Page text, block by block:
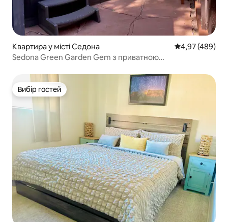
Квартира у місті Седона Середня
4,97 (489)
Sedona Green Garden Gem з приватною
Вибір гостей
Вибір гостей